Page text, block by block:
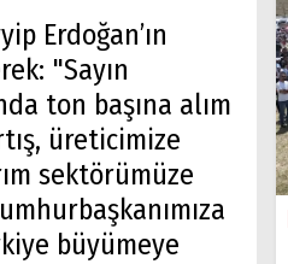
Erdoğan’ın
"Sayın
ton başına alım
üreticimize
sektörümüze
büyümeye